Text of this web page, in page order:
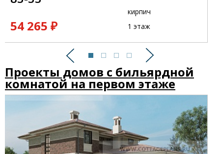
Предыдущий Следующий
54 265 ₽
кирпич
1 этаж
Проекты домов с бильярдной
комнатой на первом этаже